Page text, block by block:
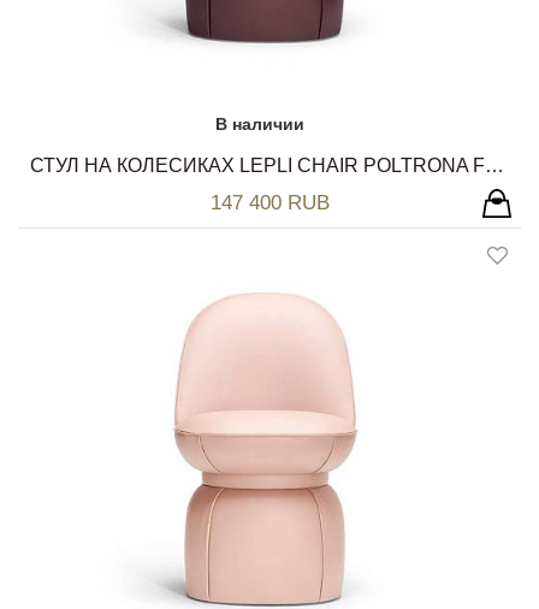
В наличии
СТУЛ НА КОЛЕСИКАХ LEPLI CHAIR POLTRONA FRAU
147 400 RUB